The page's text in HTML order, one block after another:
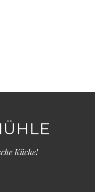
Küche!